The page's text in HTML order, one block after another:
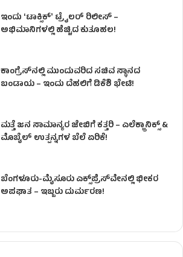
ಇಂದು ʻಟಾಕ್ಸಿಕ್ʼ ಟ್ರೈಲರ್ ರಿಲೀಸ್‌ –
ಅಭಿಮಾನಿಗಳಲ್ಲಿ ಹೆಚ್ಚಿದ ಕುತೂಹಲ!
ಕಾಂಗ್ರೆಸ್​ನಲ್ಲಿ ಮುಂದುವರಿದ ಸಚಿವ ಸ್ಥಾನದ
ಬಂಡಾಯ – ಇಂದು ದೆಹಲಿಗೆ ಡಿಕೆಶಿ ಭೇಟಿ!
ಮತ್ತೆ ಜನ ಸಾಮಾನ್ಯರ ಜೇಬಿಗೆ ಕತ್ತರಿ – ಎಲೆಕ್ಟ್ರಾನಿಕ್ಸ್ &
ಮೊಬೈಲ್ ಉತ್ಪನ್ನಗಳ ಬೆಲೆ ಏರಿಕೆ!
ಬೆಂಗಳೂರು-ಮೈಸೂರು ಎಕ್ಸ್‌ಪ್ರೆಸ್‌ವೇನಲ್ಲಿ ಭೀಕರ
ಅಪಘಾತ – ಇಬ್ಬರು ದುರ್ಮರಣ!